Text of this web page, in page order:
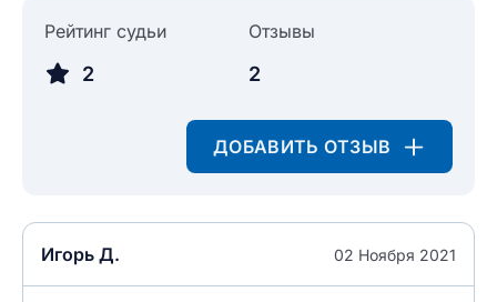
Рейтинг судьи
2
Отзывы
2
ДОБАВИТЬ ОТЗЫВ
Игорь Д. 02 Ноября 2021
Введите свое имя
Введите свое имя
Введите свой номер телефона
Ответ на отзыв
Название населенного пункта